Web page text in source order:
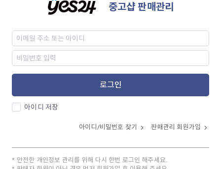
중고샵 판매관리
로그인
아이디 저장
아이디/비밀번호 찾기 판매관리 회원가입
안전한 개인정보 관리를 위해 다시 한번 로그인 해주세요.